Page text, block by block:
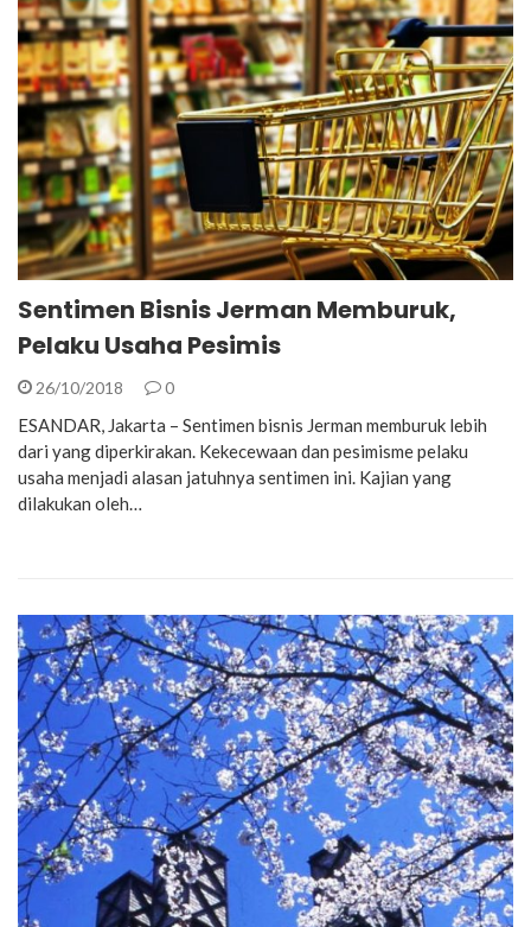
Sentimen Bisnis Jerman Memburuk,
Pelaku Usaha Pesimis
26/10/2018 0
ESANDAR, Jakarta – Sentimen bisnis Jerman memburuk lebih
dari yang diperkirakan. Kekecewaan dan pesimisme pelaku
usaha menjadi alasan jatuhnya sentimen ini. Kajian yang
dilakukan oleh…